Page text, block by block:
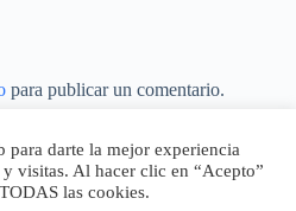
para publicar un comentario.
el spam.Aprende cómo se
para darte la mejor experiencia
visitas. Al hacer clic en “Acepto”
las cookies.